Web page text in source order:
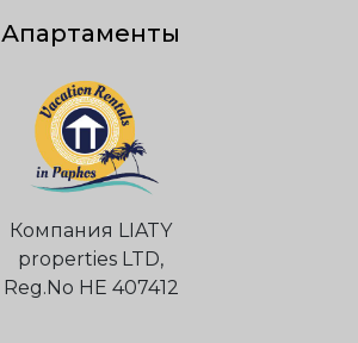
Компания LIATY
properties LTD,
Reg.Nо НЕ 407412
Апартаменты